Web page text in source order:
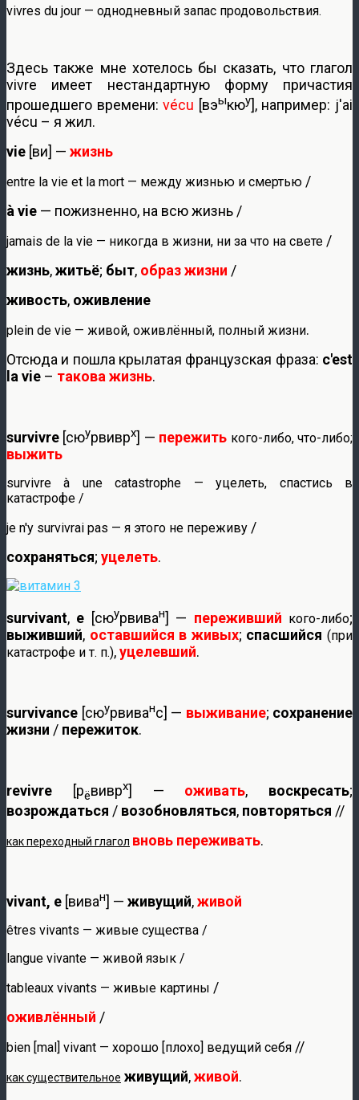
vivres du jour — однодневный запас продовольствия.
Здесь также мне хотелось бы сказать, что глагол
vivre имеет нестандартную форму причастия
прошедшего времени:vécu [вэыкюу], например: j'ai
vécu – я жил.
vie [ви] — жизнь
entre la vie et la mort — между жизнью и смертью /
à vie — пожизненно, на всю жизнь /
jamais de la vie — никогда в жизни, ни за что на свете /
жизнь,житьё; быт, образ жизни /
живость, оживление
plein de vie — живой, оживлённый, полный жизни.
Отсюда и пошла крылатая французская фраза: c'est
la vie – такова жизнь.
survivre [сюурвиврх] — пережить кого-либо, что-либо;
выжить
survivre à une catastrophe — уцелеть, спастись в
катастрофе /
je n'y survivrai pas — я этого не переживу /
сохраняться; уцелеть.
survivant, e [сюурвиван] — переживший кого-либо;
выживший, оставшийся в живых; спасшийся(при
катастрофе и т. п.),уцелевший.
survivance [сюурвиванс] — выживание; сохранение
жизни / пережиток.
revivre [рёвиврх] — оживать, воскресать;
возрождаться / возобновляться, повторяться //
как переходный глагол вновь переживать.
vivant, e [виван] — живущий,живой
êtres vivants — живые существа /
langue vivante — живой язык /
tableaux vivants — живые картины /
оживлённый /
bien [mal] vivant — хорошо [плохо] ведущий себя //
как существительное живущий,живой.